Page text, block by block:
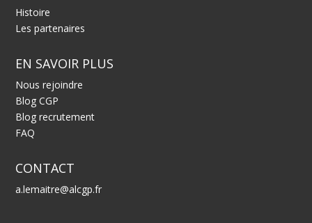
Histoire
Les partenaires
EN SAVOIR PLUS
Nous rejoindre
Blog CGP
Blog recrutement
FAQ
CONTACT
a.lemaitre@alcgp.fr